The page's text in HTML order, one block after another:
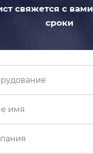
свяжется с вами
сроки